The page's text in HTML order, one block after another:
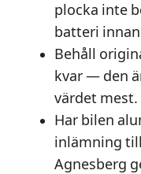
plocka inte
batteri
Behåll
kvar — den
värdet mest.
Har bilen
inlämning
Agnesberg